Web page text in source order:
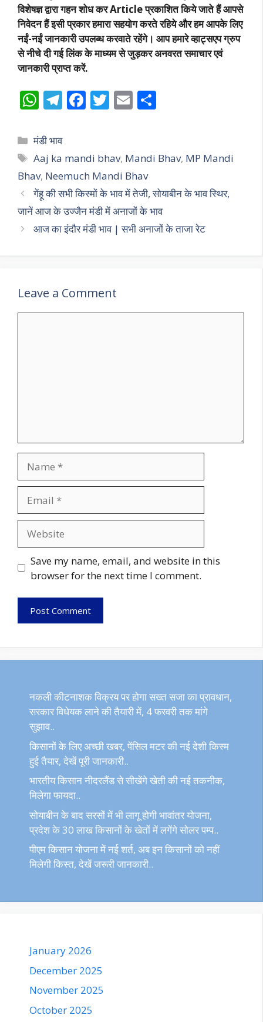
विशेषज्ञ द्वारा गहन शोध कर Article प्रकाशित किये जाते हैं आपसे
निवेदन हैं इसी प्रकार हमारा सहयोग करते रहिये और हम आपके लिए
नईं-नईं जानकारी उपलब्ध करवाते रहेंगे। आप हमारे व्हाट्सएप ग्रुप
से नीचे दी गई लिंक के माध्यम से जुड़कर अनवरत समाचार एवं
जानकारी प्राप्त करें.
W
h
at
s
A
p
p
T
el
e
gr
a
m
F
ac
b
o
o
k
T
w
er
E
m
l e
Categories
मंडी भाव
Tags
Aaj ka mandi bhav, Mandi Bhav, MP Mandi
Bhav, Neemuch Mandi Bhav
गेंहू की सभी किस्मों के भाव में तेजी, सोयाबीन के भाव स्थिर,
जानें आज के उज्जैन मंडी में अनाजों के भाव
आज का इंदौर मंडी भाव | सभी अनाजों के ताजा रेट
Leave a Comment
Save my name, email, and website in this
browser for the next time I comment.
नकली कीटनाशक विक्रय पर होगा सख्त सजा का प्रावधान,
सरकार विधेयक लाने की तैयारी में, 4 फरवरी तक मांगे
सुझाव..
किसानों के लिए अच्छी खबर, पेंसिल मटर की नई देशी किस्म
हुई तैयार, देखें पूरी जानकारी..
भारतीय किसान नीदरलैंड से सीखेंगे खेती की नई तकनीक,
मिलेगा फायदा..
सोयाबीन के बाद सरसों में भी लागू होगी भावांतर योजना,
प्रदेश के 30 लाख किसानों के खेतों में लगेंगे सोलर पम्प..
पीएम किसान योजना में नई शर्त, अब इन किसानों को नहीं
मिलेगी किस्त, देखें जरूरी जानकारी..
January 2026
December 2025
November 2025
October 2025